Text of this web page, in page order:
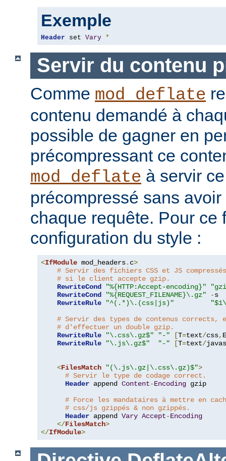
Exemple
Header set Vary *
Servir du contenu
Comme mod_deflate
contenu demandé à
possible de gagner en
précompressant ce
mod_deflate à servir
précompressé sans
chaque requête. Pour ce
configuration du style :
<IfModule mod_headers. c>
# Servir des fichiers CSS et JS
# si le client accepte gzip.
RewriteCond
"%{HTTP:Accept-encoding}"
RewriteCond
"%{REQUEST_FILENAME}\.gz" -s
RewriteRule
"^(.*)\.(css|js)"
# Servir des types de contenus corrects,
# d'effectuer un double gzip.
RewriteRule
"\.css\.gz$" "-" [T=text/css, E
RewriteRule
"\.js\.gz$" "-" [T=text/
<FilesMatch "(\.js\.gz|\.css\.gz)$">
# Servir le type de codage correct.
Header append Content-Encoding gzip
# Force les mandataires à mettre en
# css/js gzippés & non gzippés.
Header append Vary Accept-Encoding
</FilesMatch>
</IfModule>